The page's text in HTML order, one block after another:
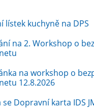
lístek kuchyně na DPS
na 2. Workshop o
na workshop o
12.8.2026
se Dopravní karta IDS